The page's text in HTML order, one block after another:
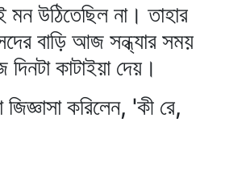
উঠিতেছিল না। তাহার
বাড়ি আজ সন্ধ্যার সময়
কাটাইয়া দেয়।
করিলেন, 'কী রে,